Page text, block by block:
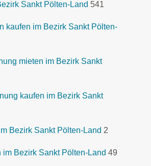
Sankt Pölten-Land 541
kaufen im Bezirk Sankt Pölten-
mieten im Bezirk Sankt
kaufen im Bezirk Sankt
Bezirk Sankt Pölten-Land 2
im Bezirk Sankt Pölten-Land 49